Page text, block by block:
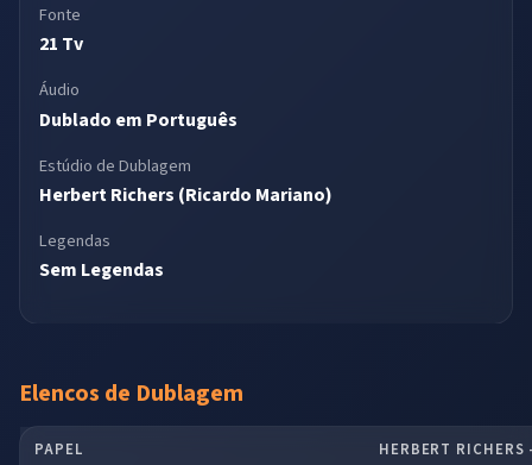
Fonte
21 Tv
Áudio
Dublado em Português
Estúdio de Dublagem
Herbert Richers (Ricardo Mariano)
Legendas
Sem Legendas
Elencos de Dublagem
PAPEL HERBERT